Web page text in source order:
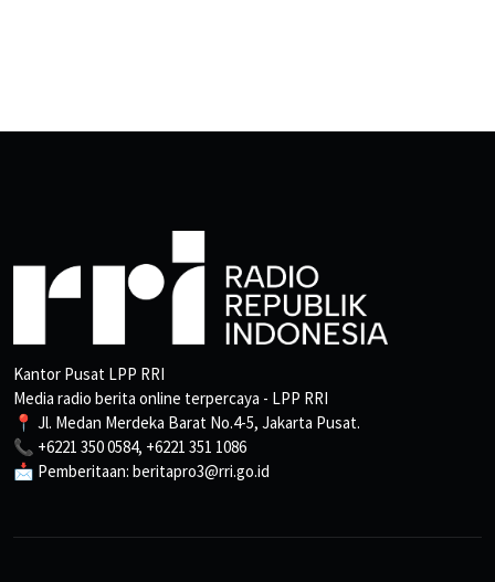
Kantor Pusat LPP RRI
Media radio berita online terpercaya - LPP RRI
📍 Jl. Medan Merdeka Barat No.4-5, Jakarta Pusat.
📞 +6221 350 0584, +6221 351 1086
📩 Pemberitaan: beritapro3@rri.go.id